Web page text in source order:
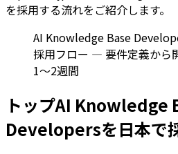
を採用する流れをご紹介します。
AI Knowledge Base
採用フロー — 要件定義から
1〜2週間
トップAI Knowledge
Developersを日本で